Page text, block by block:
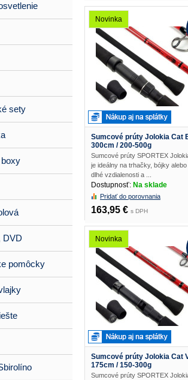
Novinka
Sumcové prúty Jolokia Cat
300cm / 200-500g
Sumcové prúty SPORTEX
je ideálny na trhačky, bójky
dlhé vzdialenosti a ...
Dostupnosť: Na sklade
Pridať do porovnania
163,95 € s DPH
Novinka
Sumcové prúty Jolokia Cat
175cm / 150-300g
Sumcové prúty SPORTEX
sety
DVD
pomôcky